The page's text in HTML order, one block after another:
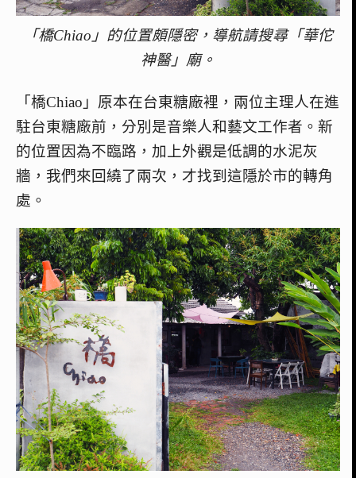
「橋Chiao」的位置頗隱密，導航請搜尋「華佗
神醫」廟。
「橋Chiao」原本在台東糖廠裡，兩位主理人在進
駐台東糖廠前，分別是音樂人和藝文工作者。新
的位置因為不臨路，加上外觀是低調的水泥灰
牆，我們來回繞了兩次，才找到這隱於市的轉角
處。